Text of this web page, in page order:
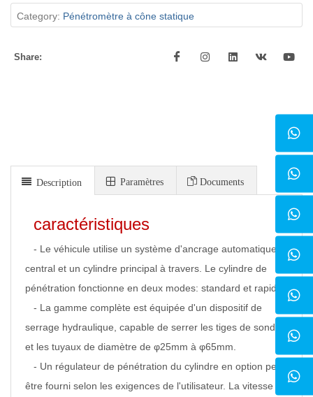
Category: Pénétromètre à cône statique
Share:
Description Paramètres Documents
caractéristiques
- Le véhicule utilise un système d'ancrage automatique
central et un cylindre principal à travers. Le cylindre de
pénétration fonctionne en deux modes: standard et rapide.
- La gamme complète est équipée d'un dispositif de
serrage hydraulique, capable de serrer les tiges de sonde
et les tuyaux de diamètre de φ25mm à φ65mm.
- Un régulateur de pénétration du cylindre en option peut
être fourni selon les exigences de l'utilisateur. La vitesse de